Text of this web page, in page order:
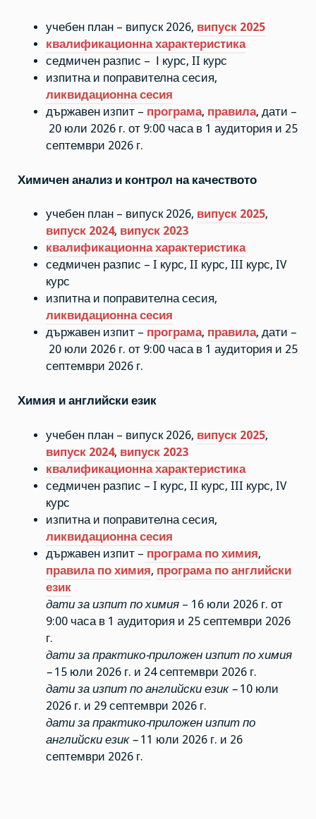
учебен план – випуск 2026, випуск 2025
квалификационна характеристика
седмичен разпис – І курс, II курс
изпитна и поправителна сесия,
ликвидационна сесия
държавен изпит – програма, правила, дати –
20 юли 2026 г. от 9:00 часа в 1 аудитория и 25
септември 2026 г.
Химичен анализ и контрол на качеството
учебен план – випуск 2026, випуск 2025,
випуск 2024, випуск 2023
квалификационна характеристика
седмичен разпис – I курс, II курс, III курс, IV
курс
изпитна и поправителна сесия,
ликвидационна сесия
държавен изпит – програма, правила, дати –
20 юли 2026 г. от 9:00 часа в 1 аудитория и 25
септември 2026 г.
Химия и английски език
учебен план – випуск 2026, випуск 2025,
випуск 2024, випуск 2023
квалификационна характеристика
седмичен разпис – I курс, II курс, III курс, IV
курс
изпитна и поправителна сесия,
ликвидационна сесия
държавен изпит – програма по химия,
правила по химия, програма по английски
език
дати за изпит по химия – 16 юли 2026 г. от
9:00 часа в 1 аудитория и 25 септември 2026
г.
дати за практико-приложен изпит по химия
– 15 юли 2026 г. и 24 септември 2026 г.
дати за изпит по английски език – 10 юли
2026 г. и 29 септември 2026 г.
дати за практико-приложен изпит по
английски език – 11 юли 2026 г. и 26
септември 2026 г.